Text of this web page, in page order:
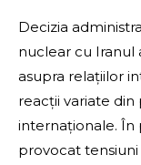
Decizia
nuclear cu Iranul
asupra relațiilor
reacții variate din
internaționale. În
provocat tensiuni